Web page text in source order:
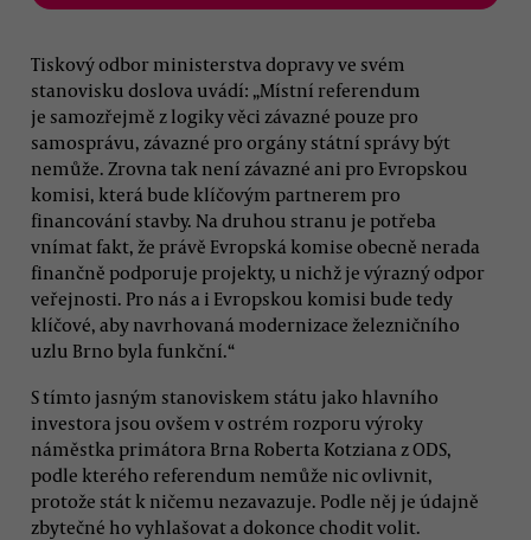
Tiskový odbor ministerstva dopravy ve svém
stanovisku doslova uvádí: „Místní referendum
je samozřejmě z logiky věci závazné pouze pro
samosprávu, závazné pro orgány státní správy být
nemůže. Zrovna tak není závazné ani pro Evropskou
komisi, která bude klíčovým partnerem pro
financování stavby. Na druhou stranu je potřeba
vnímat fakt, že právě Evropská komise obecně nerada
finančně podporuje projekty, u nichž je výrazný odpor
veřejnosti. Pro nás a i Evropskou komisi bude tedy
klíčové, aby navrhovaná modernizace železničního
uzlu Brno byla funkční.“
S tímto jasným stanoviskem státu jako hlavního
investora jsou ovšem v ostrém rozporu výroky
náměstka primátora Brna Roberta Kotziana z ODS,
podle kterého referendum nemůže nic ovlivnit,
protože stát k ničemu nezavazuje. Podle něj je údajně
zbytečné ho vyhlašovat a dokonce chodit volit.